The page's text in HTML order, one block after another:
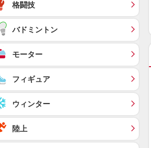
格闘技
バドミントン
モーター
フィギュア
ウィンター
陸上